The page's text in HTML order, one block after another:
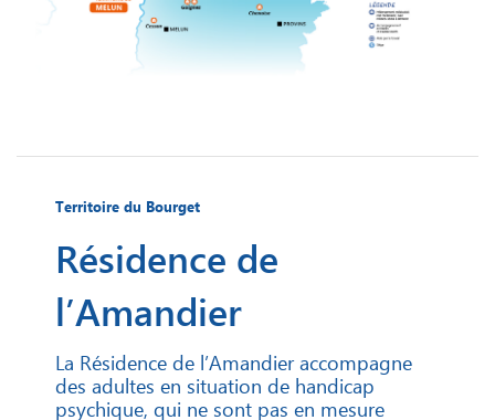
Territoire du Bourget
Résidence de
l’Amandier
La Résidence de l’Amandier accompagne
des adultes en situation de handicap
psychique, qui ne sont pas en mesure